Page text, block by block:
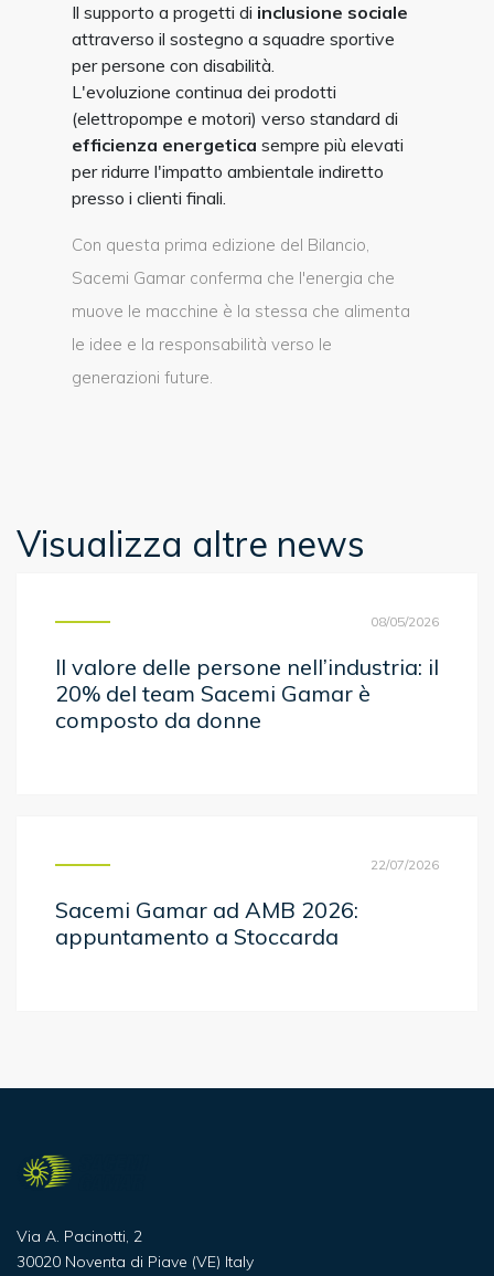
Il supporto a progetti di inclusione sociale
attraverso il sostegno a squadre sportive
per persone con disabilità.
L'evoluzione continua dei prodotti
(elettropompe e motori) verso standard di
efficienza energetica sempre più elevati
per ridurre l'impatto ambientale indiretto
presso i clienti finali.
Con questa prima edizione del Bilancio,
Sacemi Gamar conferma che l'energia che
muove le macchine è la stessa che alimenta
le idee e la responsabilità verso le
generazioni future.
Visualizza altre news
08/05/2026
Il valore delle persone nell’industria: il
20% del team Sacemi Gamar è
composto da donne
22/07/2026
Sacemi Gamar ad AMB 2026:
appuntamento a Stoccarda
Via A. Pacinotti, 2
30020 Noventa di Piave (VE) Italy